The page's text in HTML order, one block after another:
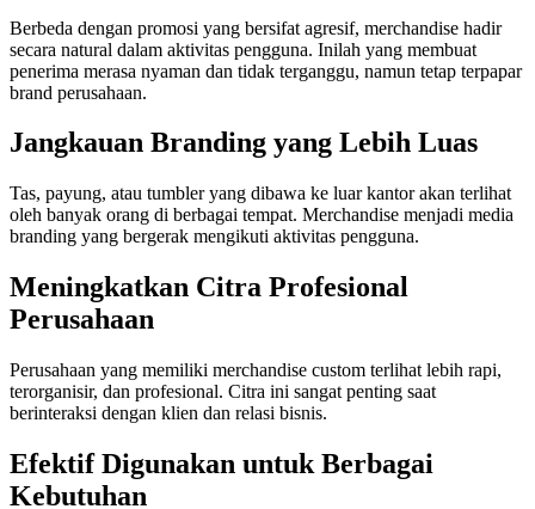
Berbeda dengan promosi yang bersifat agresif, merchandise hadir
secara natural dalam aktivitas pengguna. Inilah yang membuat
penerima merasa nyaman dan tidak terganggu, namun tetap terpapar
brand perusahaan.
Jangkauan Branding yang Lebih Luas
Tas, payung, atau tumbler yang dibawa ke luar kantor akan terlihat
oleh banyak orang di berbagai tempat. Merchandise menjadi media
branding yang bergerak mengikuti aktivitas pengguna.
Meningkatkan Citra Profesional
Perusahaan
Perusahaan yang memiliki merchandise custom terlihat lebih rapi,
terorganisir, dan profesional. Citra ini sangat penting saat
berinteraksi dengan klien dan relasi bisnis.
Efektif Digunakan untuk Berbagai
Kebutuhan